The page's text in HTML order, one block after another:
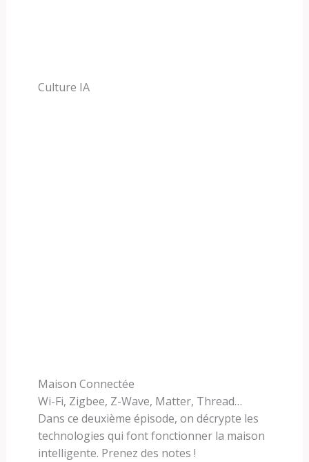
Culture IA
Maison Connectée
Wi-Fi, Zigbee, Z-Wave, Matter, Thread…
Dans ce deuxième épisode, on décrypte les
technologies qui font fonctionner la maison
intelligente. Prenez des notes !